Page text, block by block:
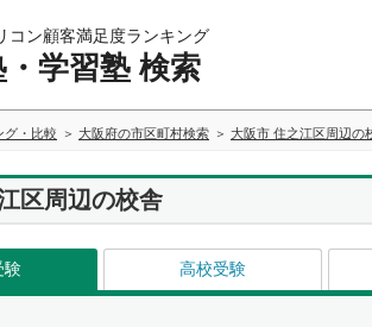
コン顧客満足度ランキング
・学習塾 検索
グ・比較 大阪府の市区町村検索 大阪市 住之江区周辺の
区周辺の校舎
験 高校受験